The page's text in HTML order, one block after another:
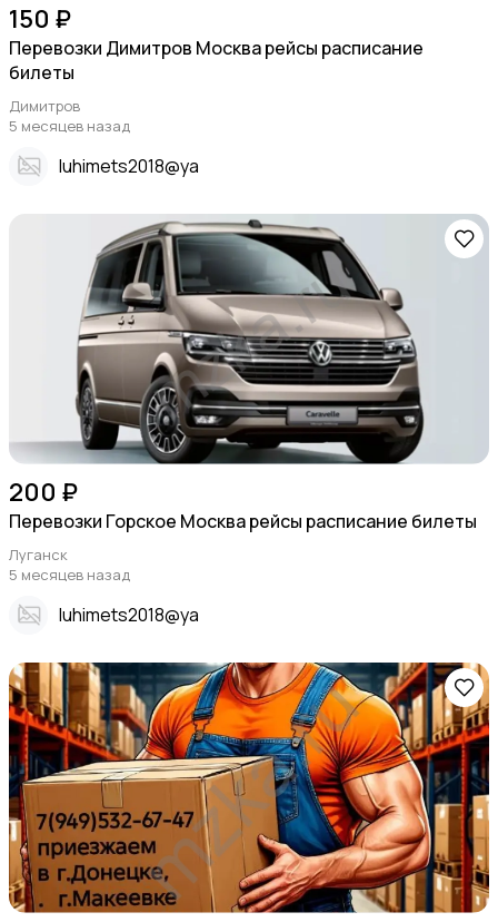
150 ₽
Перевозки Димитров Москва рейсы расписание
билеты
Димитров
5 месяцев назад
Iuhimets2018@ya
200 ₽
Перевозки Горское Москва рейсы расписание билеты
Луганск
5 месяцев назад
Iuhimets2018@ya